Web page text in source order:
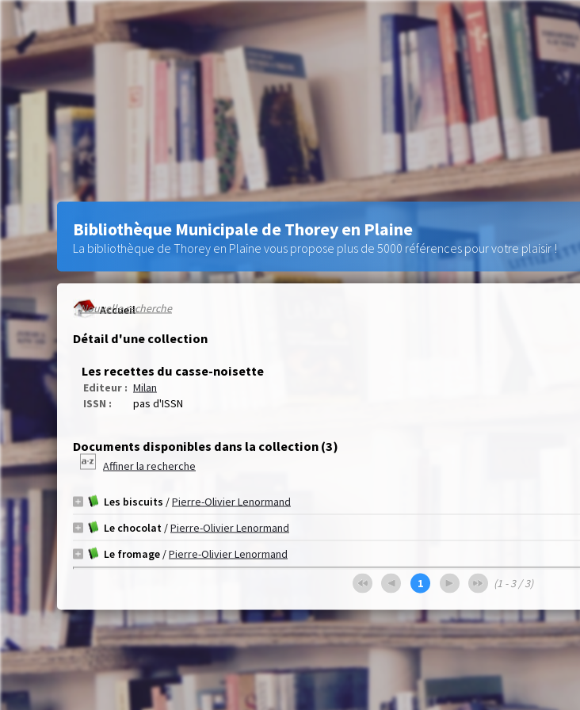
Accueil
Nouvelle recherche
Détail d'une collection
Les recettes du casse-noisette
Editeur : Milan
ISSN :
pas d'ISSN
Documents disponibles dans la collection (3)
Affiner la recherche
Les biscuits /Pierre-Olivier Lenormand
Le chocolat /Pierre-Olivier Lenormand
Le fromage /Pierre-Olivier Lenormand
1 (1 - 3 / 3)
Bibliothèque Municipale de Thorey en Plaine
La bibliothèque de Thorey en Plaine vous propose plus de 5000 références pour votre plaisir !